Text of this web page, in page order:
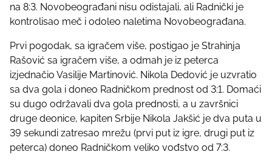
na 8:3. Novobeograđani nisu odistajali, ali Radnički je
kontrolisao meč i odoleo naletima Novobeograđana.
Prvi pogodak, sa igračem više, postigao je Strahinja
Rašović sa igračem više, a odmah je iz peterca
izjednačio Vasilije Martinović. Nikola Dedović je uzvratio
sa dva gola i doneo Radničkom prednost od 3:1. Domaći
su dugo održavali dva gola prednosti, a u završnici
druge deonice, kapiten Srbije Nikola Jakšić je dva puta u
39 sekundi zatresao mrežu (prvi put iz igre, drugi put iz
peterca) doneo Radničkom veliko vođstvo od 7:3.